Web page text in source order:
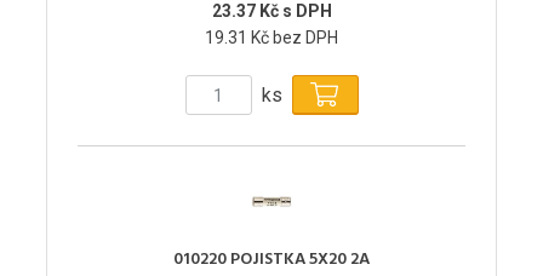
23.37 Kč s DPH
19.31 Kč bez DPH
ks
010220 POJISTKA 5X20 2A